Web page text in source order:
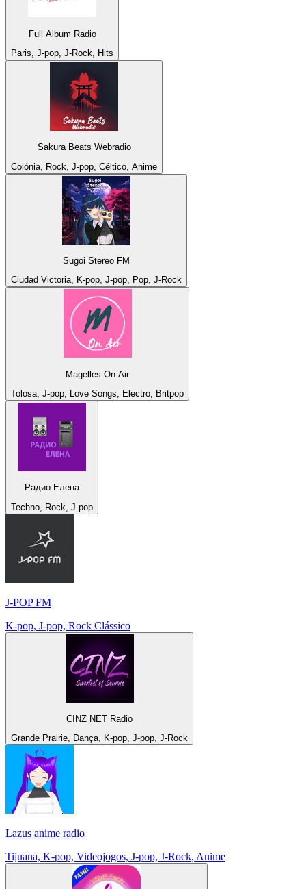
Full Album Radio
Paris, J-pop, J-Rock, Hits
Sakura Beats Webradio
Colónia, Rock, J-pop, Céltico, Anime
Sugoi Stereo FM
Ciudad Victoria, K-pop, J-pop, Pop, J-Rock
Magelles On Air
Tolosa, J-pop, Love Songs, Electro, Britpop
Радио Елена
Techno, Rock, J-pop
J-POP FM
K-pop, J-pop, Rock Clássico
CINZ NET Radio
Grande Prairie, Dança, K-pop, J-pop, J-Rock
Lazus anime radio
Tijuana, K-pop, Videojogos, J-pop, J-Rock, Anime